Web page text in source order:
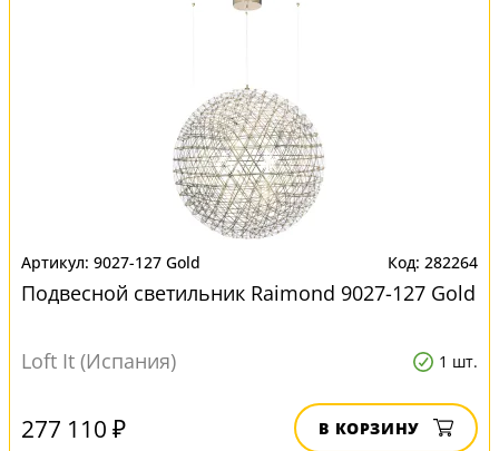
9027-127 Gold 282264
Подвесной светильник Raimond 9027-127 Gold
Loft It (Испания) 1 шт.
277 110 ₽ В КОРЗИНУ